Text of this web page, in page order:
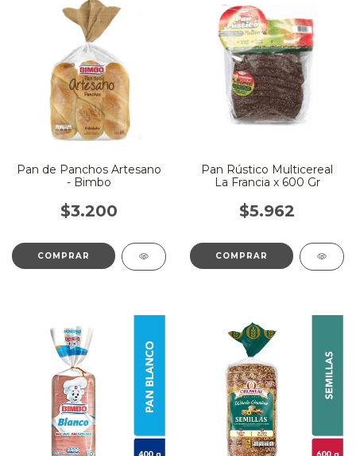
Pan de Panchos Artesano
- Bimbo
$3.200
Pan Rústico Multicereal
La Francia x 600 Gr
$5.962